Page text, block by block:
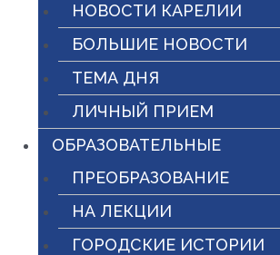
НОВОСТИ КАРЕЛИИ
БОЛЬШИЕ НОВОСТИ
ТЕМА ДНЯ
ЛИЧНЫЙ ПРИЕМ
ОБРАЗОВАТЕЛЬНЫЕ
ПРЕОБРАЗОВАНИЕ
НА ЛЕКЦИИ
ГОРОДСКИЕ ИСТОРИИ